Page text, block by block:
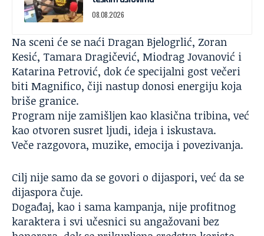
08.08.2026
Na sceni će se naći Dragan Bjelogrlić, Zoran
Kesić, Tamara Dragičević, Miodrag Jovanović i
Katarina Petrović, dok će specijalni gost večeri
biti Magnifico, čiji nastup donosi energiju koja
briše granice.
Program nije zamišljen kao klasična tribina, već
kao otvoren susret ljudi, ideja i iskustava.
Veče razgovora, muzike, emocija i povezivanja.
Cilj nije samo da se govori o dijaspori, već da se
dijaspora čuje.
Događaj, kao i sama kampanja, nije profitnog
karaktera i svi učesnici su angažovani bez